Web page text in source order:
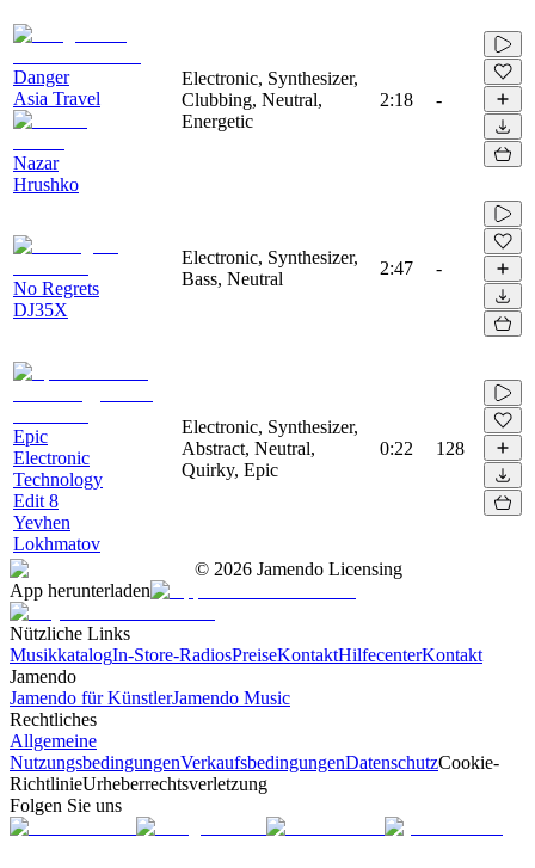
Danger
Asia Travel
Nazar
Hrushko
Electronic, Synthesizer,
Clubbing, Neutral,
Energetic
2:18 -
No Regrets
DJ35X
Electronic, Synthesizer,
Bass, Neutral
2:47 -
Epic
Electronic
Technology
Edit 8
Yevhen
Lokhmatov
Electronic, Synthesizer,
Abstract, Neutral,
Quirky, Epic
0:22 128
© 2026 Jamendo Licensing
App herunterladen
Nützliche Links
MusikkatalogIn-Store-RadiosPreiseKontaktHilfecenterKontakt
Jamendo
Jamendo für KünstlerJamendo Music
Rechtliches
Allgemeine
NutzungsbedingungenVerkaufsbedingungenDatenschutzCookie-
RichtlinieUrheberrechtsverletzung
Folgen Sie uns